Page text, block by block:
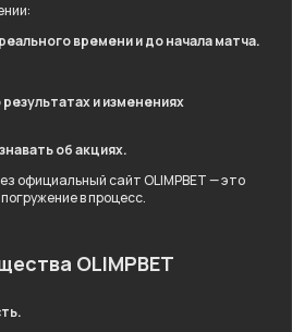
времени и до начала матча.
и изменениях
об акциях.
официальный сайт OLIMPBET — это
в процесс.
OLIMPBET